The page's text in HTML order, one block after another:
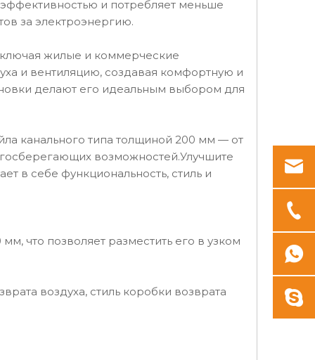
MFP-204HAW
и потребляет меньше
за электроэнергию.
жилые и коммерческие
и вентиляцию, создавая комфортную и
делают его идеальным выбором для
канального типа толщиной 200 мм — от
возможностей.Улучшите
в себе функциональность, стиль и
что позволяет разместить его в узком
воздуха, стиль коробки возврата